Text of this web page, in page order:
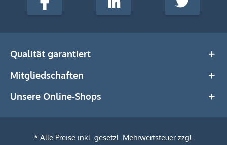
Media
Facebook LinkedIn Twitter
Qualität garantiert
Mitgliedschaften
Unsere Online-Shops
* Alle Preise inkl. gesetzl. Mehrwertsteuer zzgl.